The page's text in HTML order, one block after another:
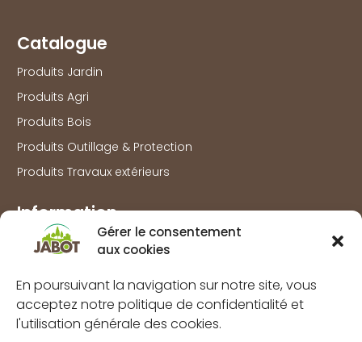
Gérer le consentement
aux cookies
En poursuivant la navigation sur notre site, vous
acceptez notre politique de confidentialité et
l'utilisation générale des cookies.
Catalogue
Produits Jardin
Produits Agri
Produits Bois
Produits Outillage & Protection
Produits Travaux extérieurs
Information
Marques
FAQs
Mentions légales